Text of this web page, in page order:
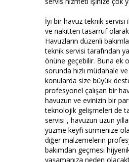
İyi bir havuz teknik servisi
ve nakitten tasarruf
Havuzların düzenli
teknik servisi tarafından
önüne geçebilir. Buna ek
sorunda hızlı müdahale
konularda size büyük
profesyonel çalışan bir
havuzun ve evinizin bir
teknolojik gelişmeleri de
servisi , havuzun uzun
yüzme keyfi sürmenize
diğer malzemelerin
bakımdan geçmesi
yaşamanıza neden